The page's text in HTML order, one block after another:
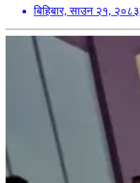
बिहिबार, साउन २१, २०८३